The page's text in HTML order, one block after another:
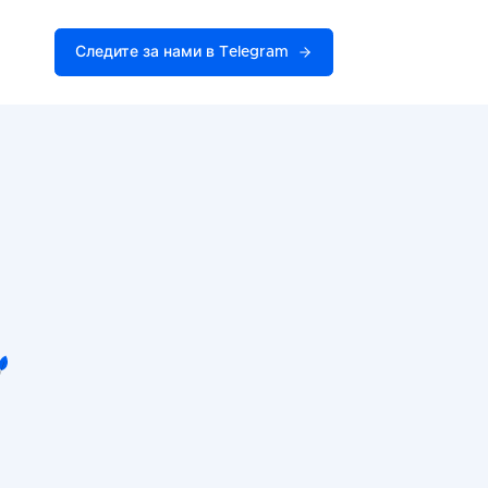
Следите за нами в Telegram